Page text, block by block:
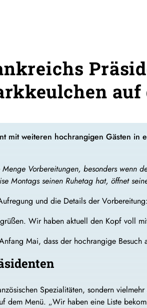
auf
mit weiteren hochrangigen Gästen in
Vorbereitungen, besonders wenn
seinen Ruhetag hat, öffnet
und die Details der Vorbereitung:
Wir haben aktuell den Kopf voll
Mai, dass der hochrangige Besuch
Spezialitäten, sondern
dem Menü. „Wir haben eine Liste